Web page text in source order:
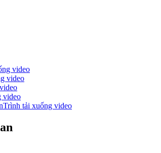
video
video
video
tải xuống video